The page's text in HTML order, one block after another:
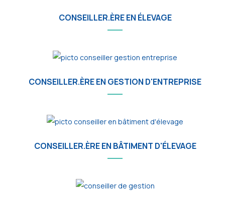
CONSEILLER.ÈRE EN ÉLEVAGE
CONSEILLER.ÈRE EN GESTION D'ENTREPRISE
CONSEILLER.ÈRE EN BÂTIMENT D'ÉLEVAGE